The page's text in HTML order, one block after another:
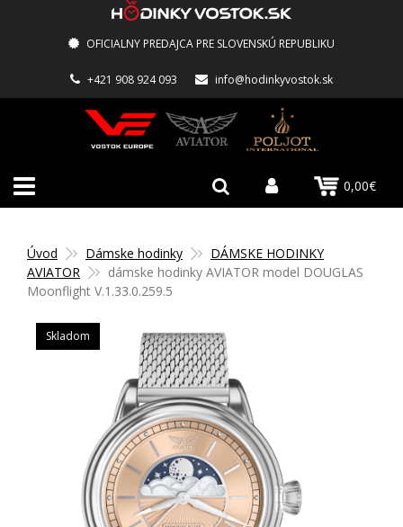
OFICIALNY PREDAJCA PRE SLOVENSKÚ REPUBLIKU
+421 908 924 093 info@hodinkyvostok.sk
0,00€
Úvod Dámske hodinky
DÁMSKE HODINKY
AVIATOR
dámske hodinky AVIATOR model DOUGLAS
Moonflight V.1.33.0.259.5
Skladom